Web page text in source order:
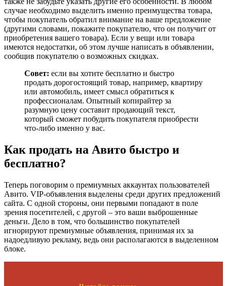
случае необходимо выделить именно преимущества товара,
чтобы покупатель обратил внимание на ваше предложение
(другими словами, покажите покупателю, что он получит от
приобретения вашего товара). Если у вещи или товара
имеются недостатки, об этом лучше написать в объявлении,
сообщив покупателю о возможных скидках.
Совет: если вы хотите бесплатно и быстро
продать дорогостоящий товар, например, квартиру
или автомобиль, имеет смысл обратиться к
профессионалам. Опытный копирайтер за
разумную цену составит продающий текст,
который сможет побудить покупателя приобрести
что-либо именно у вас.
Как продать на Авито быстро и
бесплатно?
Теперь поговорим о премиумных аккаунтах пользователей
Авито. VIP-объявления выделены среди других предложений
сайта. С одной стороны, они первыми попадают в поле
зрения посетителей, с другой – это ваши выброшенные
деньги. Дело в том, что большинство покупателей
игнорируют премиумные объявления, принимая их за
надоедливую рекламу, ведь они располагаются в выделенном
блоке.